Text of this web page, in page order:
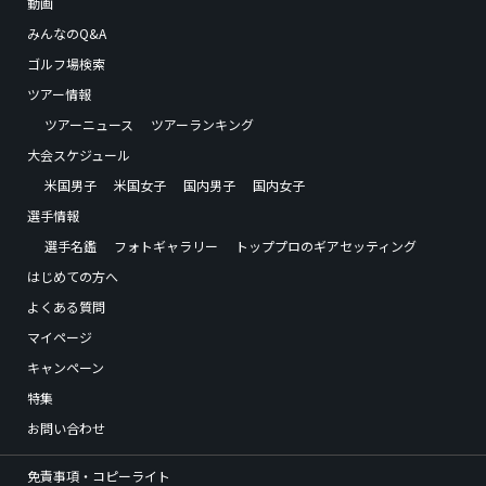
みんなのQ&A
ゴルフ場検索
ツアー情報
ツアーニュース
ツアーランキング
大会スケジュール
米国男子
米国女子 国内男子
国内女子
選手情報
選手名鑑
フォトギャラリー
トッププロのギアセッティング
はじめての方へ
よくある質問
マイページ
キャンペーン
特集
お問い合わせ
免責事項・コピーライト